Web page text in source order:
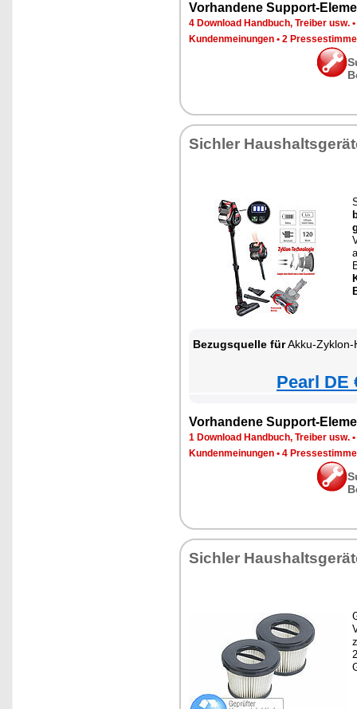
Vorhandene Support-
4 Download Handbuch, Treiber usw. •
Kundenmeinungen • 2
Sichler
Bezugsquelle fürAkku-Zyklon-Hand- &
Pearl DE
Vorhandene Support-
1 Download Handbuch, Treiber usw. •
Kundenmeinungen • 4
Sichler